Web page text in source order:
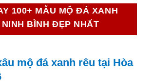
100+ MẪU MỘ ĐÁ XANH
NINH BÌNH ĐẸP NHẤT
mộ đá xanh rêu tại Hòa